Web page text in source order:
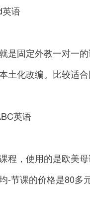
语
固定外教一对一的
土化改编。比较适合
英语
，使用的是欧美母
-节课的价格是80多